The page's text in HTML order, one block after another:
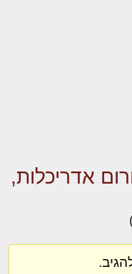
אדריכלות,